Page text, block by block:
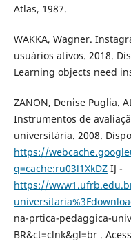
Atlas, 1987.
WAKKA, Wagner.
usuários ativos. 2018.
Learning objects need
ZANON, Denise Puglia.
Instrumentos de
universitária. 2008.
https://
q=cache:ru03l1XkDZIJ -
https://
na-prtica-pedaggica-
BR&ct=clnk&gl=br .